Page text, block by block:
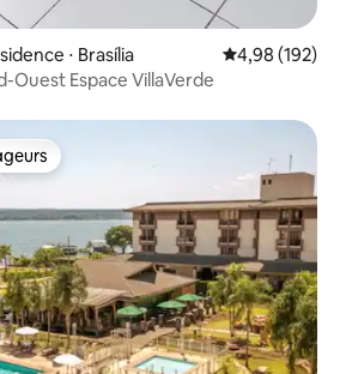
⋅ Brasília Évaluation
4,98 (192)
Sud-Ouest Espace VillaVerde